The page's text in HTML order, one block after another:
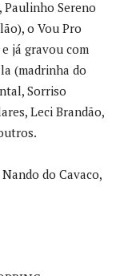
Sereno
o Vou Pro
já gravou com
(madrinha do
Sorriso
Leci Brandão,
do Cavaco,